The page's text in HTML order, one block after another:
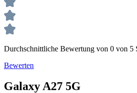
Durchschnittliche Bewertung von 0 von 5
Bewerten
Galaxy A27 5G